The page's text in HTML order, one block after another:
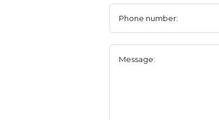
Phone number:
Message: